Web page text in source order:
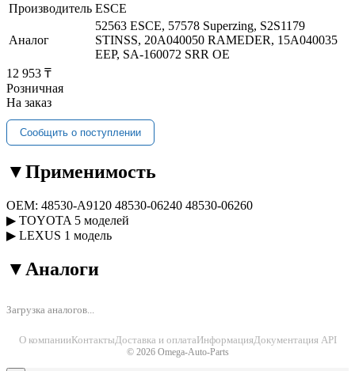
Производитель ESCE
Аналог
52563 ESCE, 57578 Superzing, S2S1179
STINSS, 20A040050 RAMEDER, 15A040035
EEP, SA-160072 SRR OE
12 953 ₸
Розничная
На заказ
Сообщить о поступлении
▼Применимость
OEM: 48530-A9120 48530-06240 48530-06260
▶ TOYOTA 5 моделей
▶ LEXUS 1 модель
▼ Аналоги
Загрузка аналогов...
О компанииКонтактыДоставка и оплатаИнформацияДокументация API
© 2026 Omega-Auto-Parts